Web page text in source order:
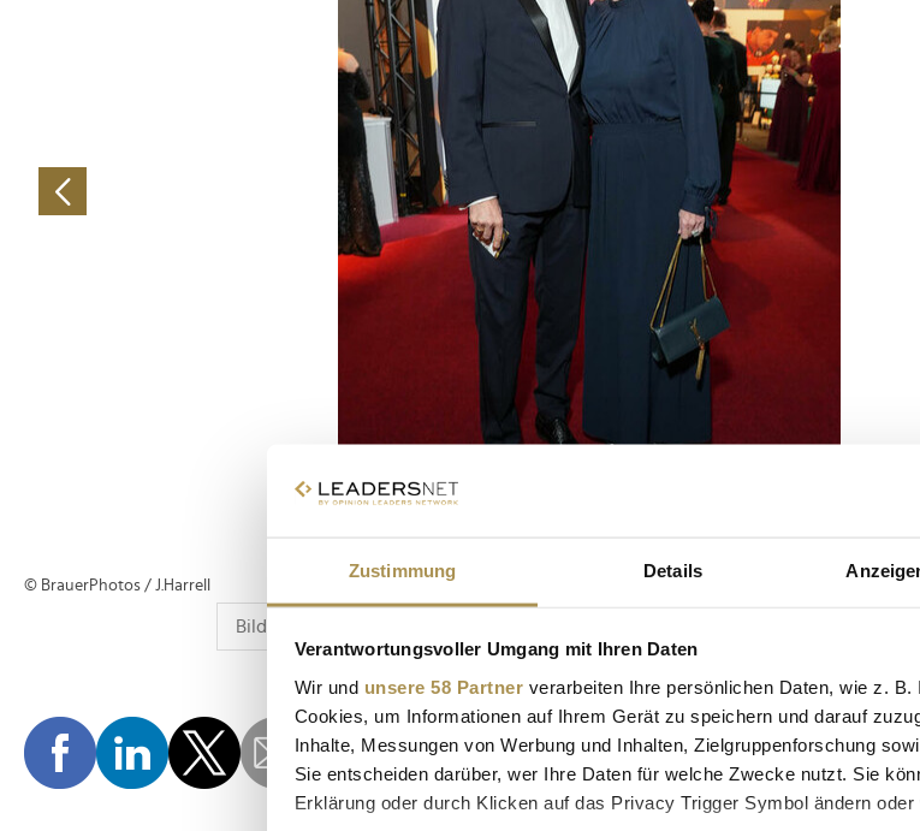
Zustimmung Details
Verantwortungsvoller Umgang mit Ihren Daten
Wir und unsere 58 Partner verarbeiten Ihre persönlichen Daten, wie z.
Cookies, um Informationen auf Ihrem Gerät zu speichern und darauf
Inhalte, Messungen von Werbung und Inhalten, Zielgruppenforschung
Sie entscheiden darüber, wer Ihre Daten für welche Zwecke nutzt. Sie
Erklärung oder durch Klicken auf das Privacy Trigger Symbol ändern oder
© BrauerPhotos / J.Harrell
Advertisement